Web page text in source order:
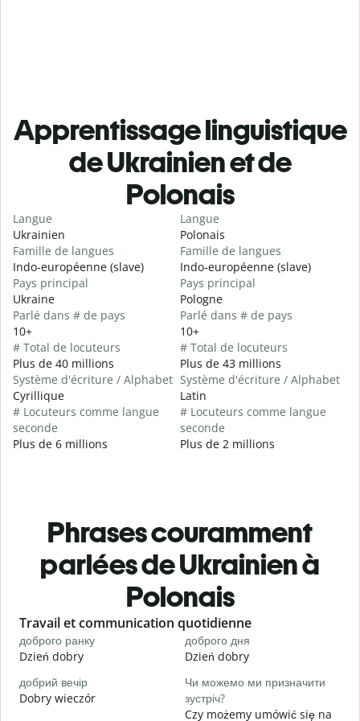
Apprentissage linguistique
de Ukrainien et de
Polonais
Langue
Ukrainien
Famille de langues
Indo-européenne (slave)
Pays principal
Ukraine
Parlé dans # de pays
10+
# Total de locuteurs
Plus de 40 millions
Système d'écriture / Alphabet
Cyrillique
# Locuteurs comme langue
seconde
Plus de 6 millions
Langue
Polonais
Famille de langues
Indo-européenne (slave)
Pays principal
Pologne
Parlé dans # de pays
10+
# Total de locuteurs
Plus de 43 millions
Système d'écriture / Alphabet
Latin
# Locuteurs comme langue
seconde
Plus de 2 millions
Phrases couramment
parlées de Ukrainien à
Polonais
Slide 1 of 6
Travail et communication quotidienne
доброго ранку
Dzień dobry
доброго дня
Dzień dobry
добрий вечір
Dobry wieczór
Чи можемо ми призначити
зустріч?
Czy możemy umówić się na